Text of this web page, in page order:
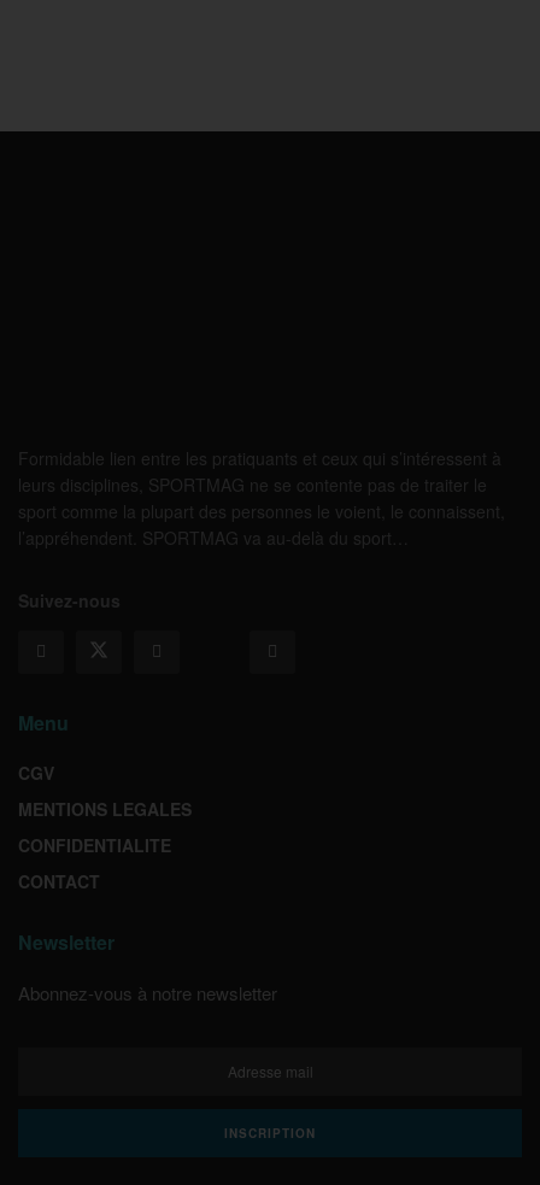
Formidable lien entre les pratiquants et ceux qui s’intéressent à
leurs disciplines, SPORTMAG ne se contente pas de traiter le
sport comme la plupart des personnes le voient, le connaissent,
l’appréhendent. SPORTMAG va au-delà du sport…
Suivez-nous
Menu
CGV
MENTIONS LEGALES
CONFIDENTIALITE
CONTACT
Newsletter
Abonnez-vous à notre newsletter